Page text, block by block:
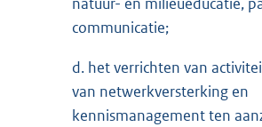
communicatie;
d. het verrichten van
van netwerkversterking en
kennismanagement ten